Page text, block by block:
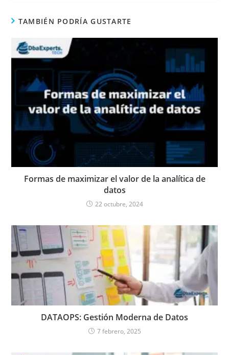
TAMBIÉN PODRÍA GUSTARTE
Formas de maximizar el valor de la analítica de
datos
22 octubre, 2024
DATAOPS: Gestión Moderna de Datos
7 febrero, 2025